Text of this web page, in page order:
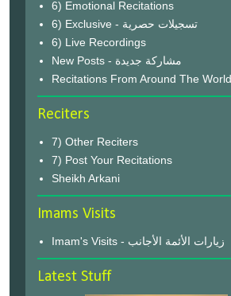
6) Emotional Recitations
6) Exclusive - تسجيلات حصرية
6) Live Recordings
New Posts - مشاركة جديدة
Recitations From Around The World
Reciters
7) Other Reciters
7) Post Your Recitations
Sheikh Arkani
Imams Visits
Imam's Visits - زيارات الأئمة الأجانب
Latest Stuff